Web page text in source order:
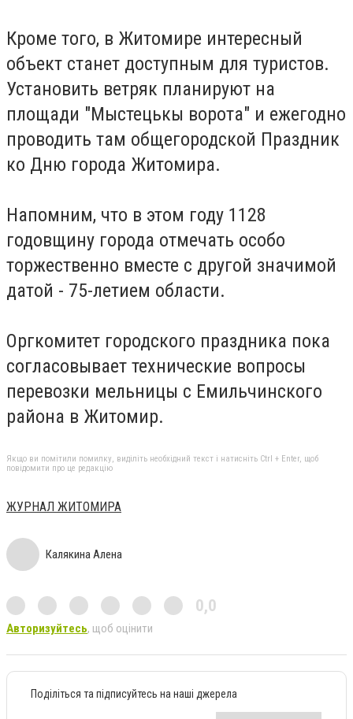
Кроме того, в Житомире интересный
объект станет доступным для туристов.
Установить ветряк планируют на
площади "Мыстецькы ворота" и ежегодно
проводить там общегородской Праздник
ко Дню города Житомира.
Напомним, что в этом году 1128
годовщину города отмечать особо
торжественно вместе с другой значимой
датой - 75-летием области.
Оргкомитет городского праздника пока
согласовывает технические вопросы
перевозки мельницы с Емильчинского
района в Житомир.
Якщо ви помітили помилку, виділіть необхідний текст і натисніть Ctrl + Enter, щоб
повідомити про це редакцію
ЖУРНАЛ ЖИТОМИРА
Калякина Алена
0,0
Авторизуйтесь, щоб оцінити
Поділіться та підписуйтесь на наші джерела